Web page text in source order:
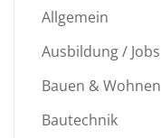
Allgemein
Ausbildung / Jobs
Bauen & Wohnen
Bautechnik